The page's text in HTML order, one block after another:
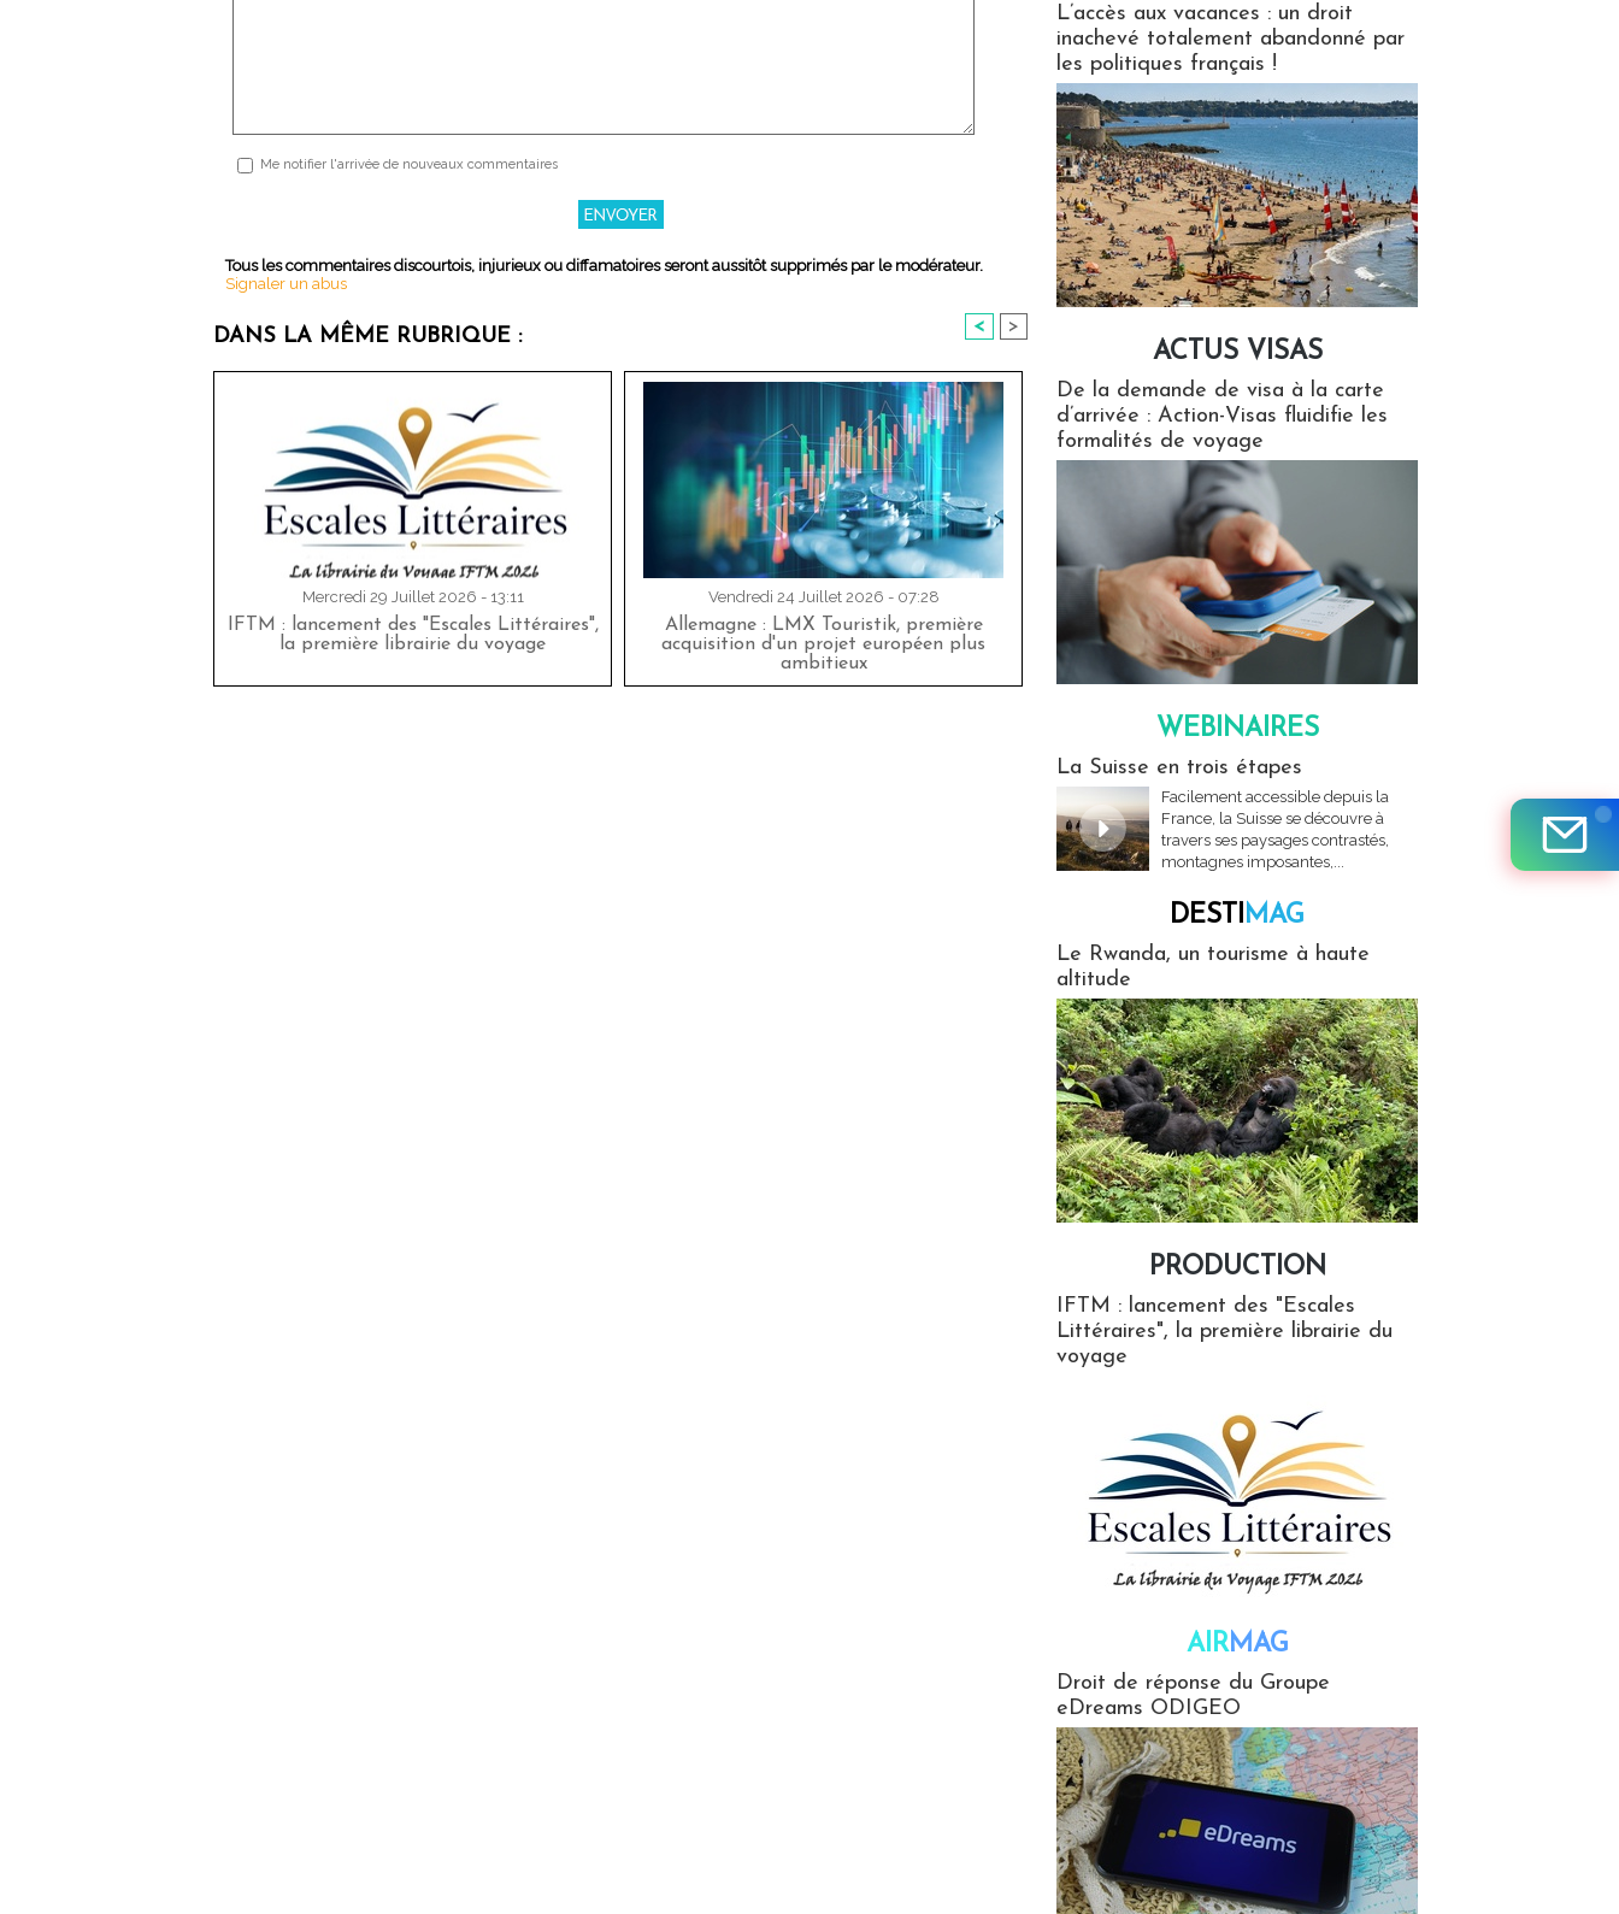
Me notifier l'arrivée de nouveaux commentaires
Tous les commentaires discourtois, injurieux ou diffamatoires seront aussitôt supprimés par le modérateur.
Signaler un abus
DANS LA MÊME RUBRIQUE : < >
Mercredi 29 Juillet 2026 - 13:11
IFTM : lancement des "Escales Littéraires",
la première librairie du voyage
Vendredi 24 Juillet 2026 - 07:28
Allemagne : LMX Touristik, première
acquisition d'un projet européen plus
ambitieux
L’accès aux vacances : un droit
inachevé totalement abandonné par
les politiques français !
ACTUS VISAS
De la demande de visa à la carte
d’arrivée : Action-Visas fluidifie les
formalités de voyage
WEBINAIRES
La Suisse en trois étapes
Facilement accessible depuis la
France, la Suisse se découvre à
travers ses paysages contrastés,
montagnes imposantes,...
DESTIMAG
Le Rwanda, un tourisme à haute
altitude
PRODUCTION
IFTM : lancement des "Escales
Littéraires", la première librairie du
voyage
AIRMAG
Droit de réponse du Groupe
eDreams ODIGEO